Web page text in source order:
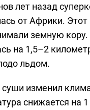
лет назад
от Африки.
земную
на 1,5–2
льдом.
изменил
снижается на